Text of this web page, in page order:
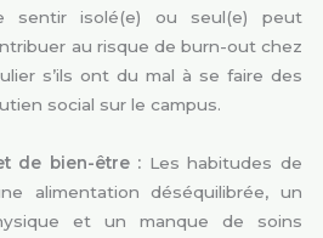
sentir isolé(e) ou seul(e) peut
au risque de burn-out chez
s’ils ont du mal à se faire des
social sur le campus.
de bien-être : Les habitudes de
alimentation déséquilibrée, un
et un manque de soins